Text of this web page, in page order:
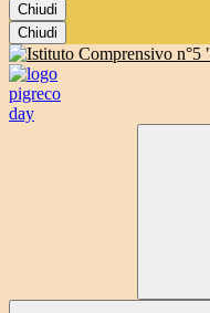
Chiudi
Chiudi